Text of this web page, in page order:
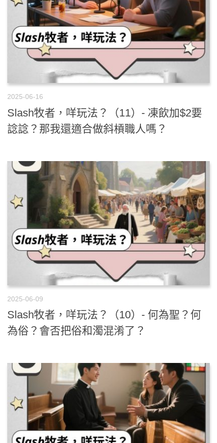
2025-06-16
Slash牧者，咩玩法？（11）- 凍飲加$2要
諗諗？那我還適合做斜槓職人嗎？
2025-06-09
Slash牧者，咩玩法？（10）- 何為聖？何
為俗？會否把俗和濁混淆了？